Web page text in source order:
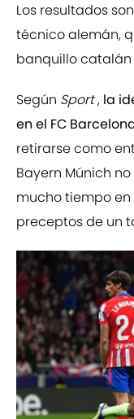
Los resultados
técnico alemán,
banquillo catalán
Según Sport, la
en el FC
retirarse como
Bayern Múnich
mucho tiempo en
preceptos de un